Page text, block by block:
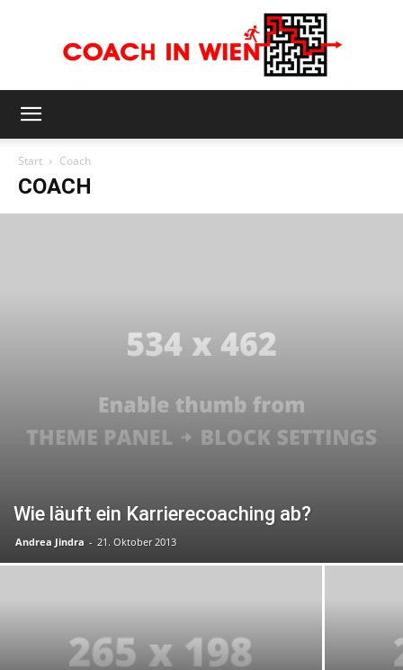
in
Start Coach
COACH
Wie läuft ein Karrierecoaching ab?
Andrea Jindra - 21. Oktober 2013